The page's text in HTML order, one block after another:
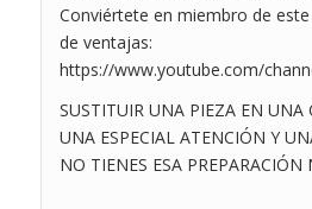
Conviértete en miembro de
de ventajas:
https://www.youtube.com/
SUSTITUIR UNA PIEZA EN UNA
UNA ESPECIAL ATENCIÓN Y
NO TIENES ESA PREPARACIÓN